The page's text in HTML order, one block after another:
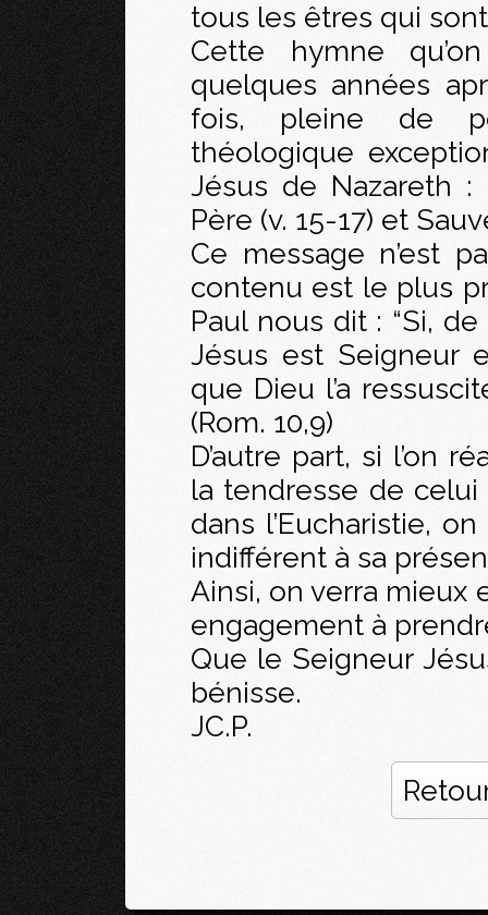
tous les êtres qui
Cette hymne
quelques années
fois, pleine de
théologique
Jésus de Nazareth
Père (v. 15-17) et
Ce message n’est
contenu est le plus
Paul nous dit : “Si,
Jésus est
que Dieu l’a
(Rom. 10,9)
D’autre part, si l’on
la tendresse de celui
dans l’Eucharistie,
indifférent à sa
Ainsi, on verra mieux
engagement à
Que le Seigneur
bénisse.
JC.P.